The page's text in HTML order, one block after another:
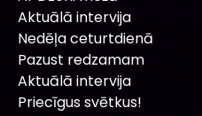
Aktuālā intervija
Nedēļa ceturtdienā
Pazust redzamam
Aktuālā intervija
Priecīgus svētkus!